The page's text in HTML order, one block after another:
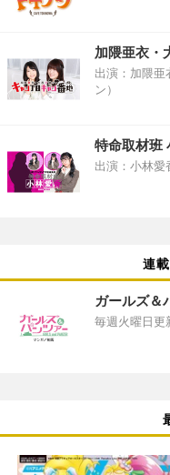
加隈亜衣・
出演：加隈亜
ン）
特命取材班
出演：小林愛
連
ガールズ＆
毎週火曜日更